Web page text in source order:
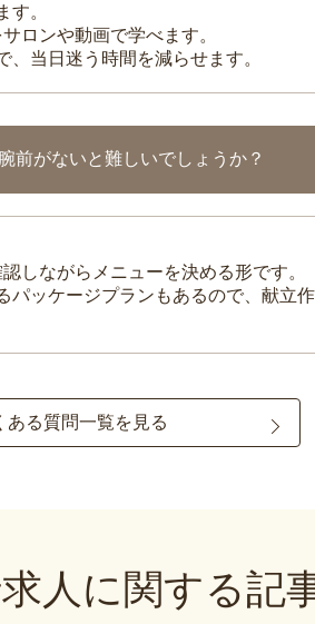
。
ロンや動画で学べます。
当日迷う時間を減らせます。
前がないと難しいでしょうか？
しながらメニューを決める形です。
ッケージプランもあるので、献立
ある質問一覧を見る
人に関する記